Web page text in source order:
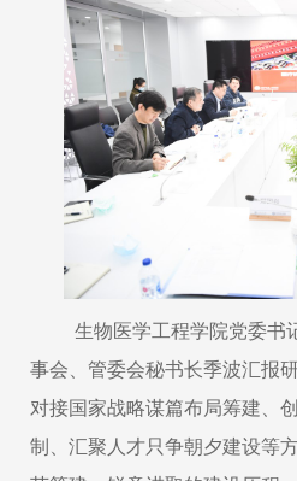
生物医学工程学院党委书
事会、管委会秘书长季波汇报
对接国家战略谋篇布局筹建、
制、汇聚人才只争朝夕建设等